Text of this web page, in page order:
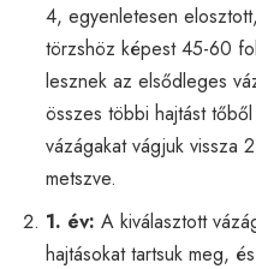
4, egyenletesen
törzshöz képest 45-60
lesznek az elsődleges
összes többi hajtást
vázágakat vágjuk vissza
metszve.
1. év: A kiválasztott
hajtásokat tartsuk meg,